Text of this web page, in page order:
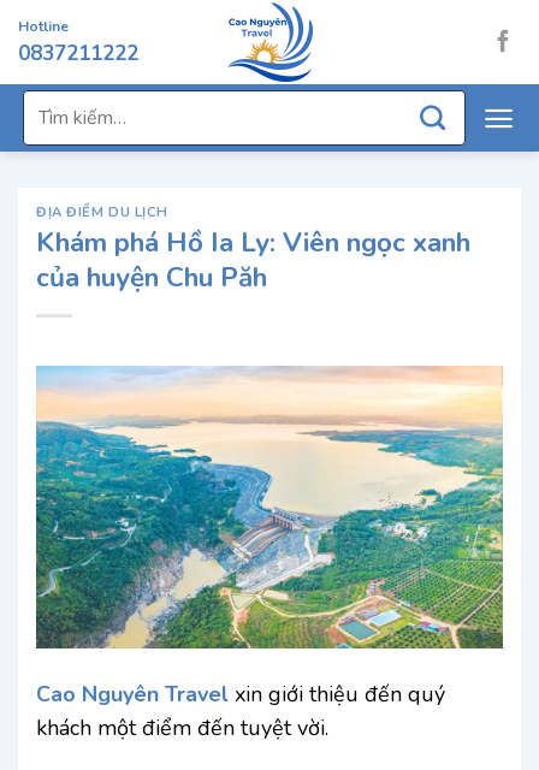
đến
dung
Hotline
0837211222
Tìm
kiếm:
ĐỊA ĐIỂM DU LỊCH
Khám phá Hồ Ia Ly: Viên ngọc xanh
của huyện Chu Păh
Cao Nguyên Travel xin giới thiệu đến quý
khách một điểm đến tuyệt vời.